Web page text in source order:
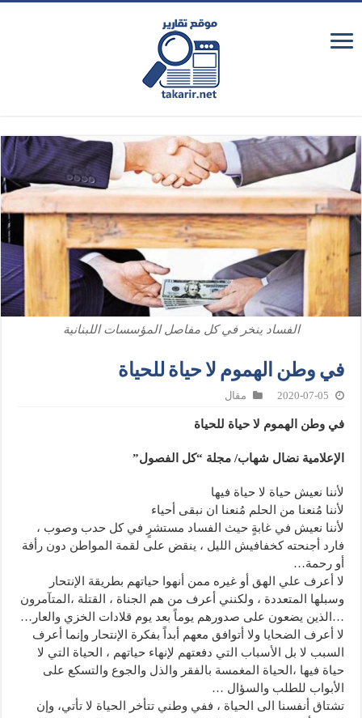
الفساد ينخر في كل مفاصل المؤسسات اللبنانية
في وطن الهموم لا حياة للحياة
2020-07-05 مقال
في وطن الهموم لا حياة للحياة
الإعلامية نضال شهاب/ مجلة “كل الفصول”
لأننا نعيش حياة لا حياة فيها
لأننا مُنعنا من الحلم مُنعنا ان نبقى أحياء
لأننا نعيش في غابةٍ حيث الفساد مستشرٍ في كل حدب وصوب ،
فارد أجنحته كخفافيش الليل ، ينقض على لقمة المواطن دون رأفة
أو رحمة…
لا أعرف علي الهق أو غيره ممن أنهوا حياتهم بطريقة الإنتحار
وسبلها المتعددة ، ولكنني أعرف من هم الجناة ، القتلة ،المتآمرون
…الذين يضعون على صدورهم يوماً بعد يوم قلادات الخزي والعار…
لا أعرف الضحايا ولا أتوافق معهم أبداً بفكرة الإنتحار وإنما أعرف
السبب لا بل الأسباب التي دفعتهم لإنهاء حياتهم ، الحياة التي لا
حياة فيها ،الحياة المغمسة بالفقر والذل والجوع والتسكع على
الأبواب للطلب والسؤال …
تشتاق أنفسنا الى الحياة ، ففي وطني تتأخر الحياة لا تأتي، وإن